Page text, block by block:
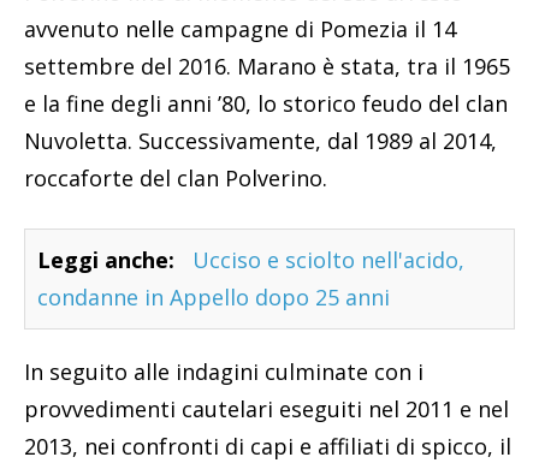
avvenuto nelle campagne di Pomezia il 14
settembre del 2016. Marano è stata, tra il 1965
e la fine degli anni ’80, lo storico feudo del clan
Nuvoletta. Successivamente, dal 1989 al 2014,
roccaforte del clan Polverino.
Leggi anche:
Ucciso e sciolto nell'acido,
condanne in Appello dopo 25 anni
In seguito alle indagini culminate con i
provvedimenti cautelari eseguiti nel 2011 e nel
2013, nei confronti di capi e affiliati di spicco, il